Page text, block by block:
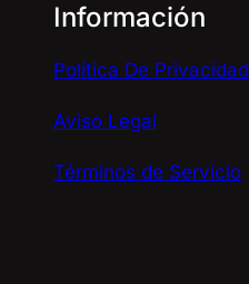
Información
Política De Privacidad
Aviso Legal
Términos de Servicio